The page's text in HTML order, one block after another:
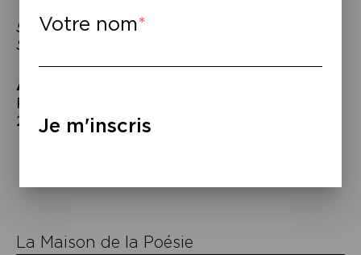
5 € par entrée seront reversés au SAMU
Social.
À lire
Philippe Torreton,
2026
l’article
La Maison de la Poésie
Votre nom
Je m'inscris